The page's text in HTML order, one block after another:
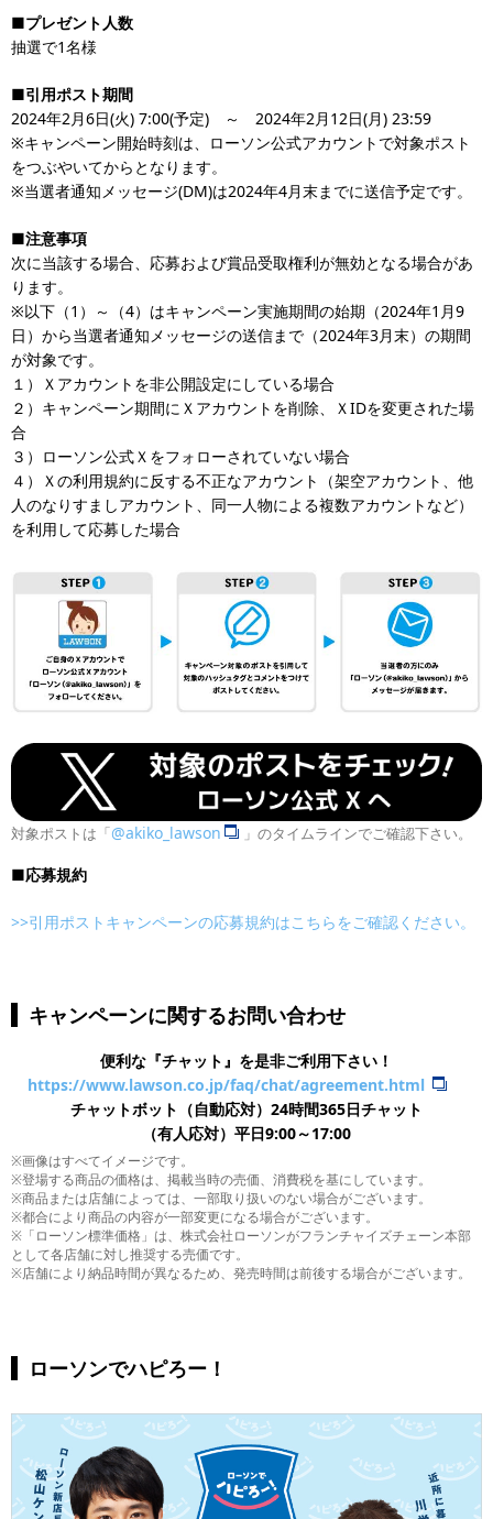
■プレゼント人数
抽選で1名様
■引用ポスト期間
2024年2月6日(火) 7:00(予定) ～ 2024年2月12日(月) 23:59
※キャンペーン開始時刻は、ローソン公式アカウントで対象ポスト
をつぶやいてからとなります。
※当選者通知メッセージ(DM)は2024年4月末までに送信予定です。
■注意事項
次に当該する場合、応募および賞品受取権利が無効となる場合があ
ります。
※以下（1）～（4）はキャンペーン実施期間の始期（2024年1月9
日）から当選者通知メッセージの送信まで（2024年3月末）の期間
が対象です。
１）Ｘアカウントを非公開設定にしている場合
２）キャンペーン期間にＸアカウントを削除、ＸIDを変更された場
合
３）ローソン公式Ｘをフォローされていない場合
４）Ｘの利用規約に反する不正なアカウント（架空アカウント、他
人のなりすましアカウント、同一人物による複数アカウントなど）
を利用して応募した場合
対象ポストは「@akiko_lawson 」のタイムラインでご確認下さい。
■応募規約
>>引用ポストキャンペーンの応募規約はこちらをご確認ください。
キャンペーンに関するお問い合わせ
便利な『チャット』を是非ご利用下さい！
https://www.lawson.co.jp/faq/chat/agreement.html
チャットボット（自動応対）24時間365日チャット
​（有人応対）平日9:00～17:00
※画像はすべてイメージです。
※登場する商品の価格は、掲載当時の売価、消費税を基にしています。
※商品または店舗によっては、一部取り扱いのない場合がございます。
※都合により商品の内容が一部変更になる場合がございます。
※「ローソン標準価格」は、株式会社ローソンがフランチャイズチェーン本部
として各店舗に対し推奨する売価です。
※店舗により納品時間が異なるため、発売時間は前後する場合がございます。
ローソンでハピろー！